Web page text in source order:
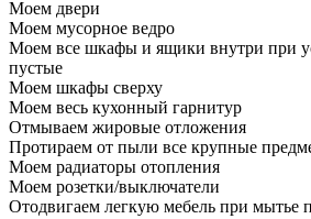
Моем двери
Моем мусорное ведро
Моем все шкафы и ящики внутри при
пустые
Моем шкафы сверху
Моем весь кухонный гарнитур
Отмываем жировые отложения
Протираем от пыли все крупные
Моем радиаторы отопления
Моем розетки/выключатели
Отодвигаем легкую мебель при мытье